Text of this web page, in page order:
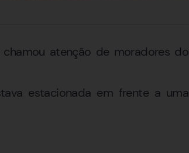
atenção de moradores do
estacionada em frente a uma